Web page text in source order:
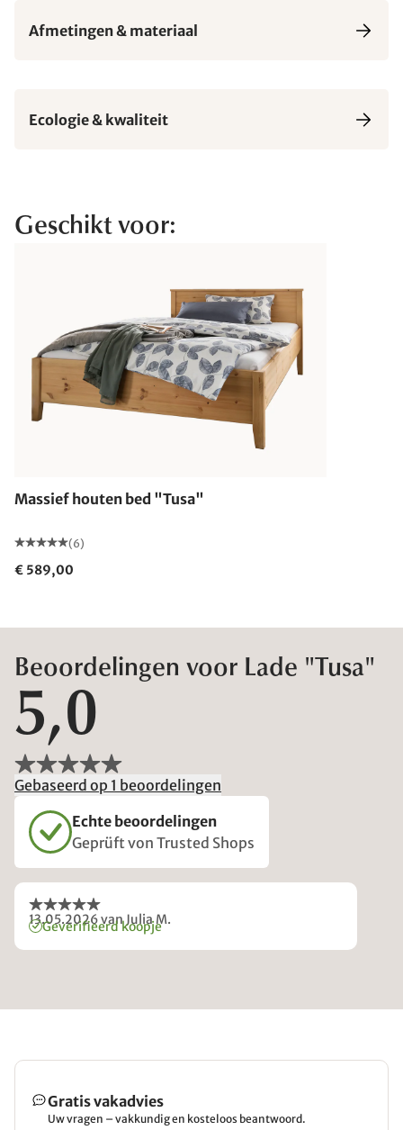
Afmetingen & materiaal
Ecologie & kwaliteit
Geschikt voor:
Massief houten bed "Tusa"
(6)
€ 589,00
Beoordelingen voor Lade "Tusa"
5,0
Gebaseerd op 1 beoordelingen
Echte beoordelingen
Geprüft von Trusted Shops
13.05.2026van Julia M.
Geverifieerd koopje
Gratis vakadvies
Uw vragen – vakkundig en kosteloos beantwoord.